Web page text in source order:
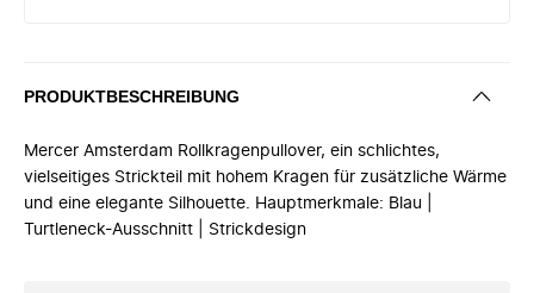
PRODUKTBESCHREIBUNG
Mercer Amsterdam Rollkragenpullover, ein schlichtes,
vielseitiges Strickteil mit hohem Kragen für zusätzliche Wärme
und eine elegante Silhouette. Hauptmerkmale: Blau |
Turtleneck-Ausschnitt | Strickdesign